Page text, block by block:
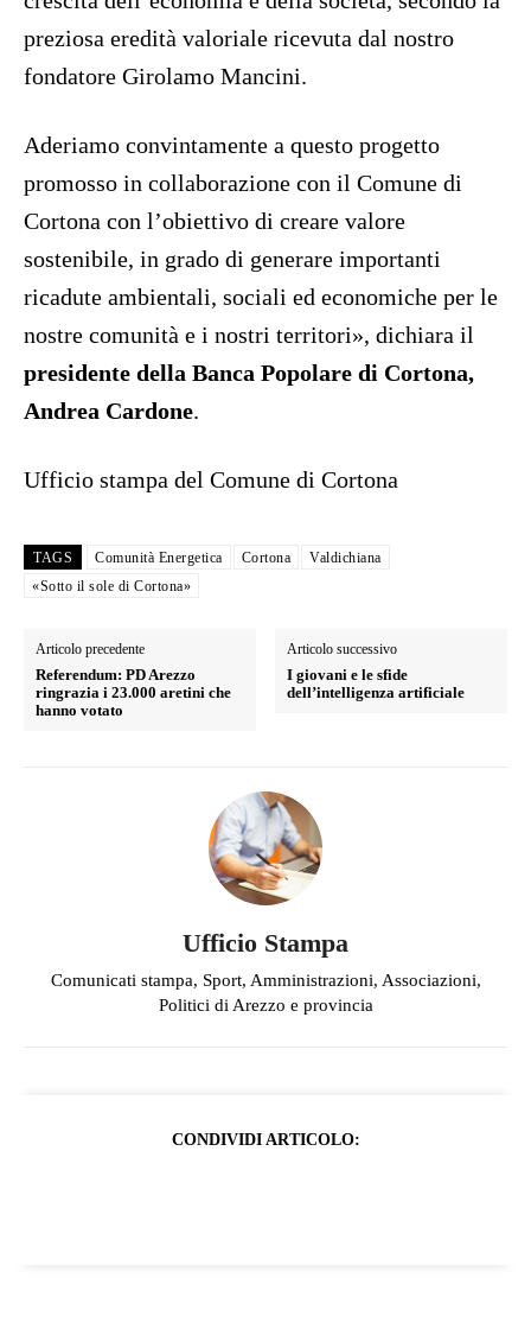
preziosa eredità valoriale ricevuta dal nostro
fondatore Girolamo Mancini.
Aderiamo convintamente a questo progetto
promosso in collaborazione con il Comune di
Cortona con l’obiettivo di creare valore
sostenibile, in grado di generare importanti
ricadute ambientali, sociali ed economiche per le
nostre comunità e i nostri territori», dichiara il
presidente della Banca Popolare di Cortona,
Andrea Cardone.
Ufficio stampa del Comune di Cortona
TAGS Comunità Energetica Cortona
Valdichiana
«Sotto il sole di Cortona»
Articolo precedente
Referendum: PD Arezzo
ringrazia i 23.000 aretini che
hanno votato
Articolo successivo
I giovani e le sfide
dell’intelligenza artificiale
Ufficio Stampa
Comunicati stampa, Sport, Amministrazioni, Associazioni,
Politici di Arezzo e provincia
CONDIVIDI ARTICOLO: